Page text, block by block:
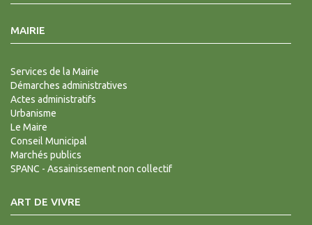
MAIRIE
Services de la Mairie
Démarches administratives
Actes administratifs
Urbanisme
Le Maire
Conseil Municipal
Marchés publics
SPANC - Assainissement non collectif
ART DE VIVRE